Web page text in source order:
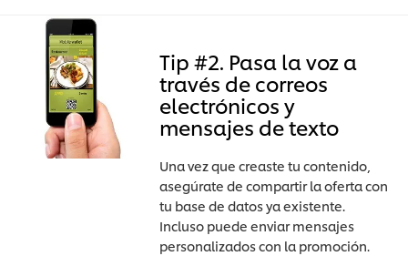
Tip #2. Pasa la voz a
través de correos
electrónicos y
mensajes de texto
Una vez que creaste tu contenido,
asegúrate de compartir la oferta con
tu base de datos ya existente.
Incluso puede enviar mensajes
personalizados con la promoción.